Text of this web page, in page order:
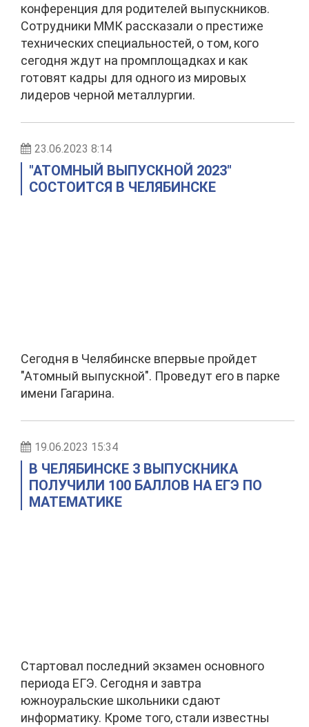
конференция для родителей выпускников.
Сотрудники ММК рассказали о престиже
технических специальностей, о том, кого
сегодня ждут на промплощадках и как
готовят кадры для одного из мировых
лидеров черной металлургии.
23.06.2023 8:14
"АТОМНЫЙ ВЫПУСКНОЙ 2023"
СОСТОИТСЯ В ЧЕЛЯБИНСКЕ
Сегодня в Челябинске впервые пройдет
"Атомный выпускной". Проведут его в парке
имени Гагарина.
19.06.2023 15:34
В ЧЕЛЯБИНСКЕ 3 ВЫПУСКНИКА
ПОЛУЧИЛИ 100 БАЛЛОВ НА ЕГЭ ПО
МАТЕМАТИКЕ
Стартовал последний экзамен основного
периода ЕГЭ. Сегодня и завтра
южноуральские школьники сдают
информатику. Кроме того, стали известны